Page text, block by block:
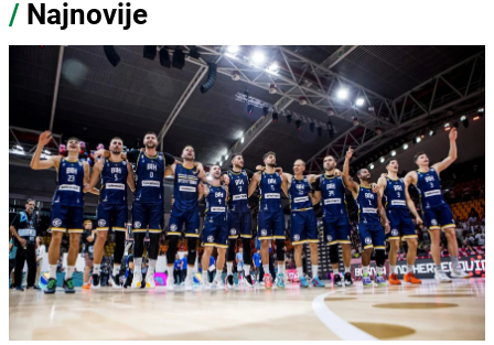
/ Najnovije